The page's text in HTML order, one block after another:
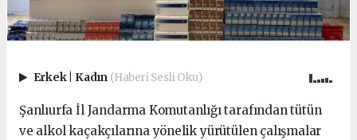
Erkek Kadın (Haberi Sesli Oku)
Şanlıurfa İl Jandarma Komutanlığı tarafından tütün
ve alkol kaçakçılarına yönelik yürütülen çalışmalar